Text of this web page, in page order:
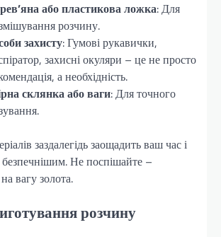
або пластикова ложка: Для
розчину.
захисту: Гумові рукавички,
захисні окуляри – це не просто
а необхідність.
склянка або ваги: Для точного
заздалегідь заощадить ваш час і
Не поспішайте –
вагу золота.
розчину